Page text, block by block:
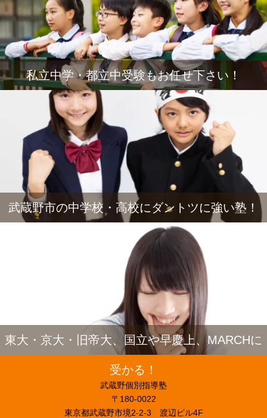
私立中学・都立中受験もお任せ下さい！
武蔵野市の中学校・高校にダントツに強い塾！
東大・京大・旧帝大、国立や早慶上、MARCHに
受かる！
武蔵野個別指導塾
〒180-0022
東京都武蔵野市境2-2-3 渡辺ビル4F